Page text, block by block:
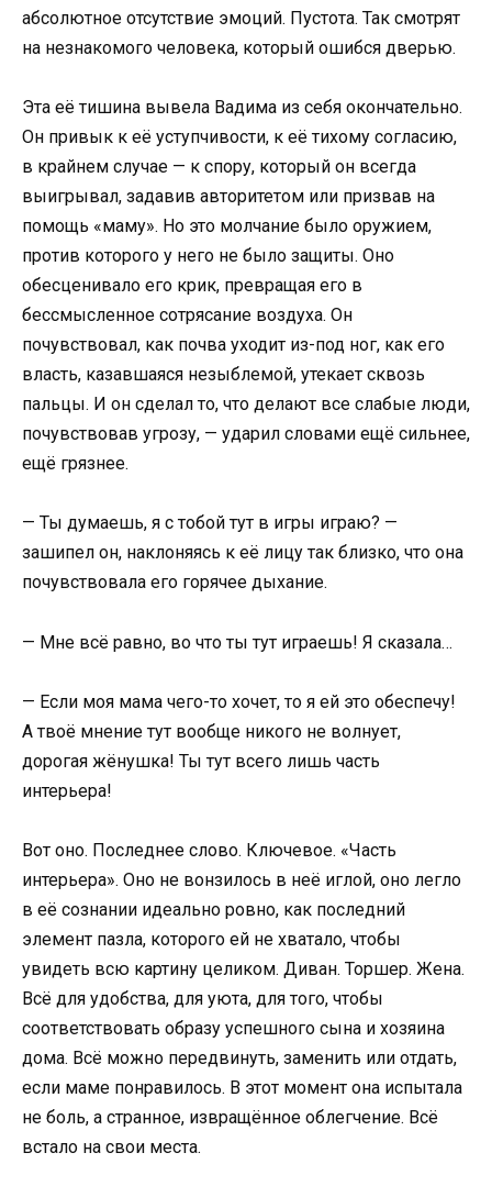
абсолютное отсутствие эмоций. Пустота. Так смотрят
на незнакомого человека, который ошибся дверью.
Эта её тишина вывела Вадима из себя окончательно.
Он привык к её уступчивости, к её тихому согласию,
в крайнем случае — к спору, который он всегда
выигрывал, задавив авторитетом или призвав на
помощь «маму». Но это молчание было оружием,
против которого у него не было защиты. Оно
обесценивало его крик, превращая его в
бессмысленное сотрясание воздуха. Он
почувствовал, как почва уходит из-под ног, как его
власть, казавшаяся незыблемой, утекает сквозь
пальцы. И он сделал то, что делают все слабые люди,
почувствовав угрозу, — ударил словами ещё сильнее,
ещё грязнее.
— Ты думаешь, я с тобой тут в игры играю? —
зашипел он, наклоняясь к её лицу так близко, что она
почувствовала его горячее дыхание.
— Мне всё равно, во что ты тут играешь! Я сказала…
— Если моя мама чего-то хочет, то я ей это обеспечу!
А твоё мнение тут вообще никого не волнует,
дорогая жёнушка! Ты тут всего лишь часть
интерьера!
Вот оно. Последнее слово. Ключевое. «Часть
интерьера». Оно не вонзилось в неё иглой, оно легло
в её сознании идеально ровно, как последний
элемент пазла, которого ей не хватало, чтобы
увидеть всю картину целиком. Диван. Торшер. Жена.
Всё для удобства, для уюта, для того, чтобы
соответствовать образу успешного сына и хозяина
дома. Всё можно передвинуть, заменить или отдать,
если маме понравилось. В этот момент она испытала
не боль, а странное, извращённое облегчение. Всё
встало на свои места.